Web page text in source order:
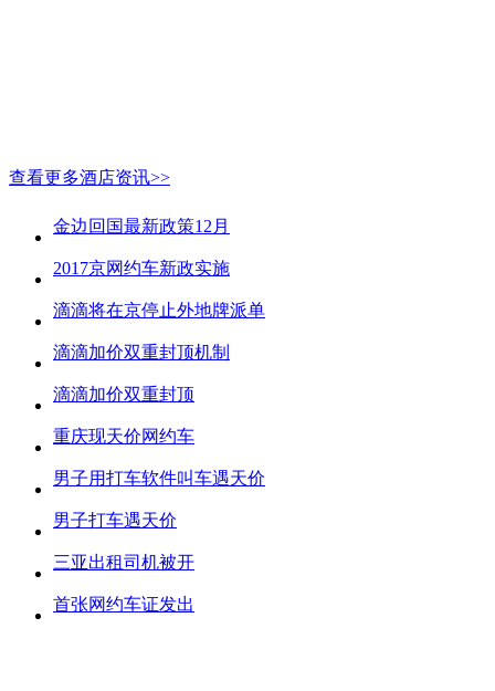
查看更多酒店资讯>>
金边回国最新政策12月
2017京网约车新政实施
滴滴将在京停止外地牌派单
滴滴加价双重封顶机制
滴滴加价双重封顶
重庆现天价网约车
男子用打车软件叫车遇天价
男子打车遇天价
三亚出租司机被开
首张网约车证发出